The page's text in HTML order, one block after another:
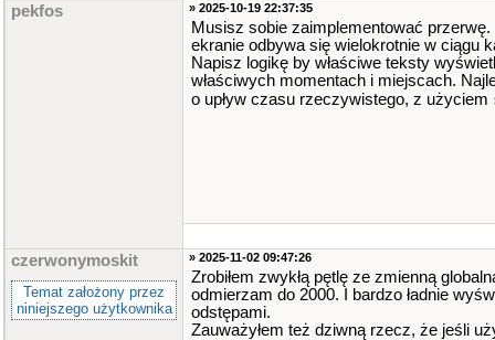
pekfos » 2025-10-19 22:37:35
Musisz sobie zaimplementować
ekranie odbywa się wielokrotnie w ciągu
Napisz logikę by właściwe teksty
właściwych momentach i miejscach.
o upływ czasu rzeczywistego, z użyciem
czerwonymoskit
Temat założony przez
niniejszego użytkownika
» 2025-11-02 09:47:26
Zrobiłem zwykłą pętlę ze zmienną
odmierzam do 2000. I bardzo ładnie
odstępami.
Zauważyłem też dziwną rzecz, że jeśli